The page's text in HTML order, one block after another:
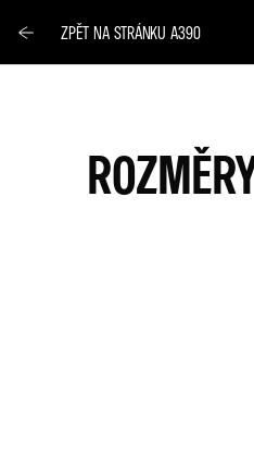
ZPĚT NA STRÁNKU A390